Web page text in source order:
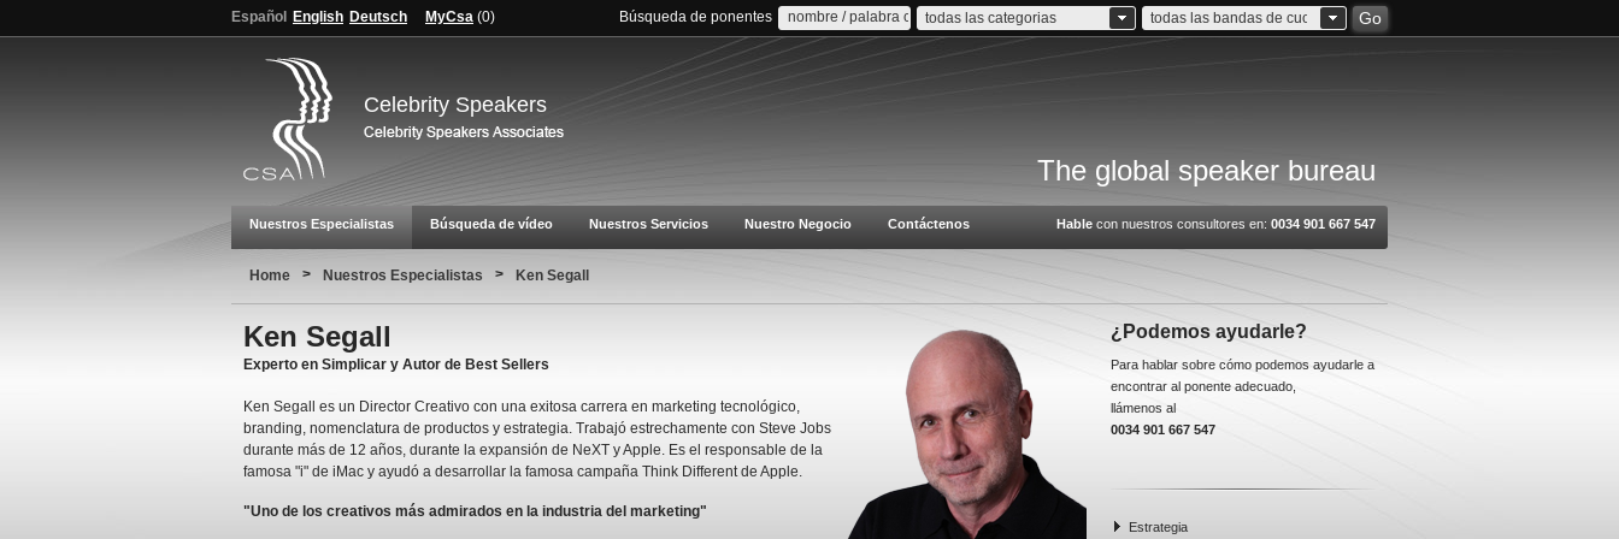
Español English Deutsch MyCsa (0) Búsqueda de ponentes todas las categorias todas las bandas de cuota Go
Celebrity Speakers
The global speaker bureau
Nuestros Especialistas Búsqueda de vídeo Nuestros Servicios Nuestro Negocio Contáctenos Hable con nuestros consultores en: 0034 901 667 547
Home > Nuestros Especialistas > Ken Segall
Ken Segall
Experto en Simplicar y Autor de Best Sellers
Ken Segall es un Director Creativo con una exitosa carrera en marketing tecnológico,
branding, nomenclatura de productos y estrategia. Trabajó estrechamente con Steve Jobs
durante más de 12 años, durante la expansión de NeXT y Apple. Es el responsable de la
famosa "i" de iMac y ayudó a desarrollar la famosa campaña Think Different de Apple.
"Uno de los creativos más admirados en la industria del marketing"
¿Podemos ayudarle?
Para hablar sobre cómo podemos ayudarle a
encontrar al ponente adecuado,
llámenos al
0034 901 667 547
Estrategia